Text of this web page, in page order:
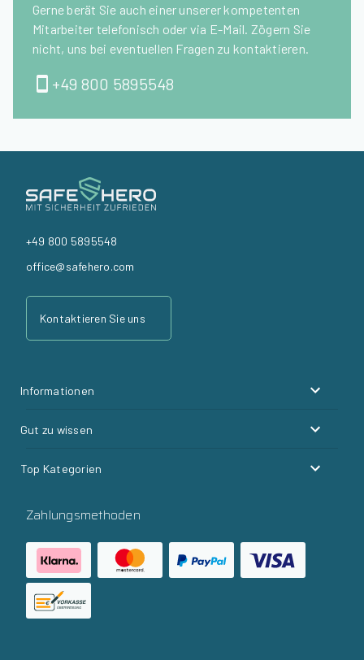
Gerne berät Sie auch einer unserer kompetenten
Mitarbeiter telefonisch oder via E-Mail. Zögern Sie
nicht, uns bei eventuellen Fragen zu kontaktieren.
+49 800 5895548
+49 800 5895548
office@safehero.com
Kontaktieren Sie uns
Informationen
Gut zu wissen
Top Kategorien
Zahlungsmethoden